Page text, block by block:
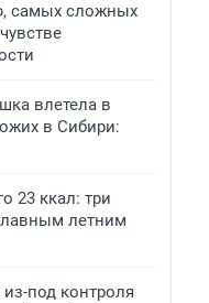
самых сложных
влетела в
в Сибири:
23 ккал: три
летним
под контроля